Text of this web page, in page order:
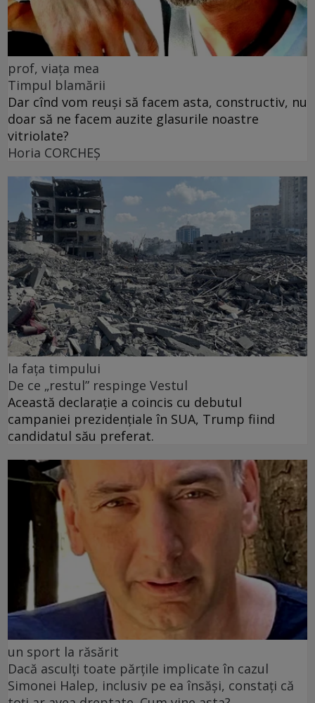
prof, viața mea
Timpul blamării
Dar cînd vom reuși să facem asta, constructiv, nu
doar să ne facem auzite glasurile noastre
vitriolate?
Horia CORCHEŞ
la fața timpului
De ce „restul” respinge Vestul
Această declarație a coincis cu debutul
campaniei prezidențiale în SUA, Trump fiind
candidatul său preferat.
un sport la răsărit
Dacă asculți toate părțile implicate în cazul
Simonei Halep, inclusiv pe ea însăși, constați că